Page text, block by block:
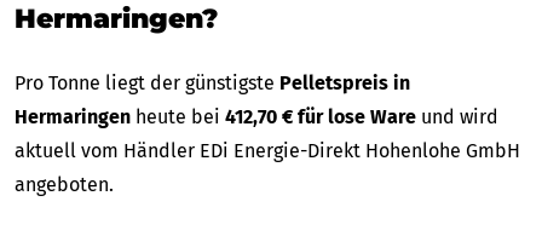
Hermaringen?
Pro Tonne liegt der günstigste Pelletspreis in
Hermaringen heute bei 412,70 € für lose Ware und wird
aktuell vom Händler EDi Energie-Direkt Hohenlohe GmbH
angeboten.